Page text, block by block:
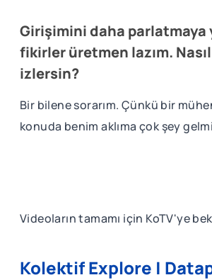
Girişimini daha parlatmaya
fikirler üretmen lazım.
izlersin?
Bir bilene sorarım. Çünkü bir
konuda benim aklıma çok şey
Videoların tamamı için KoTV'ye
Kolektif Explore |